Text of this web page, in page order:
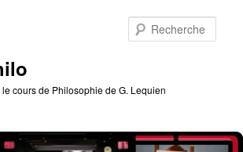
cours de Philosophie de G. Lequien